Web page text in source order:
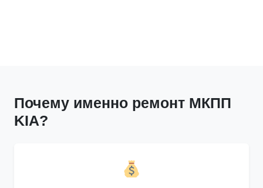
Почему именно ремонт МКПП
KIA?